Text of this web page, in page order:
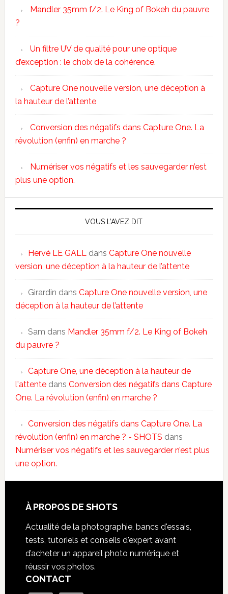
Mandler 35mm f/2. Le King of Bokeh du pauvre
?
Un filtre UV de qualité pour une optique
d’exception : le choix de la cohérence.
Capture One nouvelle version, une déception à
la hauteur de l’attente
Conversion des négatifs dans Capture One. La
révolution (enfin) en marche ?
Numériser vos négatifs et les sauvegarder n’est
plus une option.
VOUS L’AVEZ DIT
Hervé LE GALL dans Capture One nouvelle
version, une déception à la hauteur de l’attente
Girardin dans Capture One nouvelle version, une
déception à la hauteur de l’attente
Sam dans Mandler 35mm f/2. Le King of Bokeh
du pauvre ?
Capture One, une déception à la hauteur de
l'attentedans Conversion des négatifs dans Capture
One. La révolution (enfin) en marche ?
Conversion des négatifs dans Capture One. La
révolution (enfin) en marche ? - SHOTS dans
Numériser vos négatifs et les sauvegarder n’est plus
une option.
À PROPOS DE SHOTS
Actualité de la photographie, bancs d'essais,
tests, tutoriels et conseils d'expert avant
d’acheter un appareil photo numérique et
réussir vos photos.
CONTACT